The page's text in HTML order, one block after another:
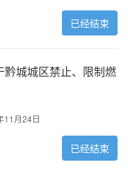
已经结束
城城区禁止、限制燃
11月24日
已经结束